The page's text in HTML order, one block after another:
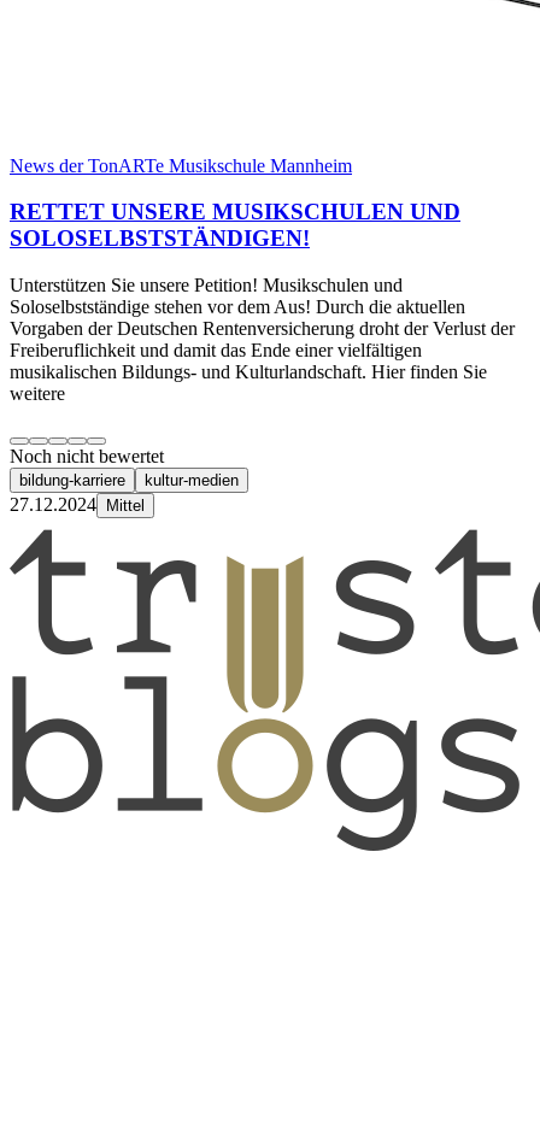
News der TonARTe Musikschule Mannheim
RETTET UNSERE MUSIKSCHULEN UND
SOLOSELBSTSTÄNDIGEN!
Unterstützen Sie unsere Petition! Musikschulen und
Soloselbstständige stehen vor dem Aus! Durch die aktuellen
Vorgaben der Deutschen Rentenversicherung droht der Verlust der
Freiberuflichkeit und damit das Ende einer vielfältigen
musikalischen Bildungs- und Kulturlandschaft. Hier finden Sie
weitere
Noch nicht bewertet
bildung-karriere kultur-medien
27.12.2024 Mittel